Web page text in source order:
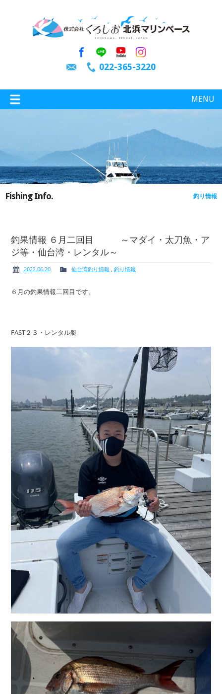
022-365-3220
MENU
特選情報
ボート免許
サービス案内
新艇・展示艇情報
求人情報 会社概要
Fishing Info. 釣り情報
釣果情報 ６月二回目 ～マダイ・太刀魚・ア
ジ等・仙台湾・レンタル～
2022.06.20 仙台湾釣り情報 ,釣り情報
６月の釣果情報二回目です。
FAST２３・レンタル艇